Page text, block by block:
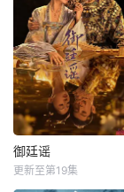
御廷谣
更新至第19集